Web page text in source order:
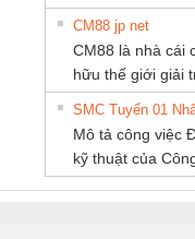
Bộ giám sát chuỗi
tấm pin
TRANSCLINIC 16I+
1K5 H (2502520000)
Bộ
điện
CONG TY TNHH
TM-DV DAI DONG
THANH
CM88 jp net
CM88 là nhà cái
hữu thế giới giải
SMC Tuyển 01
Mô tả công việc
kỹ thuật của